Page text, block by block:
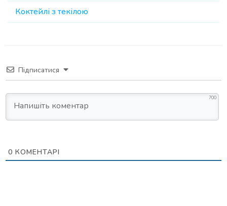
Коктейлі з текілою
Підписатися
700
0 КОМЕНТАРІ